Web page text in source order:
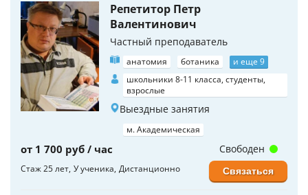
Репетитор Петр
Валентинович
Частный преподаватель
анатомия ботаника
и еще 9
школьники 8-11 класса, студенты,
взрослые
Выездные занятия
м. Академическая
от 1 700 руб / час
Стаж 25 лет У ученика Дистанционно
Свободен
Связаться